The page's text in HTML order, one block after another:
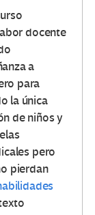
docente
a
para
la única
de niños y
pero
pierdan